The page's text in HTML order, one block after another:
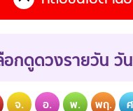
อกดูดวงรายวัน วั
จ. อ. พ. พฤ.